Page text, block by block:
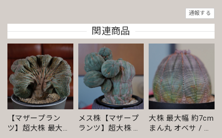
まん丸 オベサ / ユーフォルビア
2026/06/23
いつも丁寧な梱包です。安心してお迎えできます。
【超厳選株】ホワイト オベサ / ユーフォルビア
通報する
関連商品
【マザープラン
ツ】超大株 最大幅
メス株【マザープ
ランツ】超大株 最
大株 最大幅 約7cm
まん丸 オベサ / ユ